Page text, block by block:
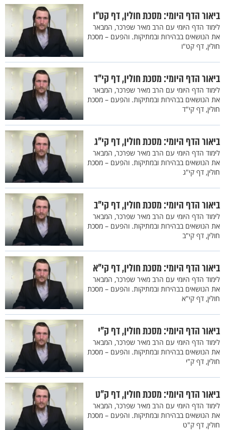
ביאור הדף היומי: מסכת חולין, דף קט"ו
לימוד הדף היומי עם הרב מאיר שפרכר, המבאר
את הנושאים בבהירות ובמתיקות. והפעם – מסכת
חולין, דף קט"ו
ביאור הדף היומי: מסכת חולין, דף קי"ד
לימוד הדף היומי עם הרב מאיר שפרכר, המבאר
את הנושאים בבהירות ובמתיקות. והפעם – מסכת
חולין, דף קי"ד
ביאור הדף היומי: מסכת חולין, דף קי"ג
לימוד הדף היומי עם הרב מאיר שפרכר, המבאר
את הנושאים בבהירות ובמתיקות. והפעם – מסכת
חולין, דף קי"ג
ביאור הדף היומי: מסכת חולין, דף קי"ב
לימוד הדף היומי עם הרב מאיר שפרכר, המבאר
את הנושאים בבהירות ובמתיקות. והפעם – מסכת
חולין, דף קי"ב
ביאור הדף היומי: מסכת חולין, דף קי"א
לימוד הדף היומי עם הרב מאיר שפרכר, המבאר
את הנושאים בבהירות ובמתיקות. והפעם – מסכת
חולין, דף קי"א
ביאור הדף היומי: מסכת חולין, דף ק"י
לימוד הדף היומי עם הרב מאיר שפרכר, המבאר
את הנושאים בבהירות ובמתיקות. והפעם – מסכת
חולין, דף ק"י
ביאור הדף היומי: מסכת חולין, דף ק"ט
לימוד הדף היומי עם הרב מאיר שפרכר, המבאר
את הנושאים בבהירות ובמתיקות. והפעם – מסכת
חולין, דף ק"ט